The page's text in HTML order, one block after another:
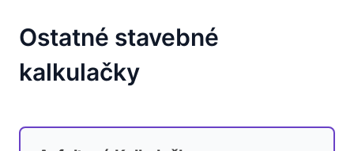
Ostatné stavebné
kalkulačky